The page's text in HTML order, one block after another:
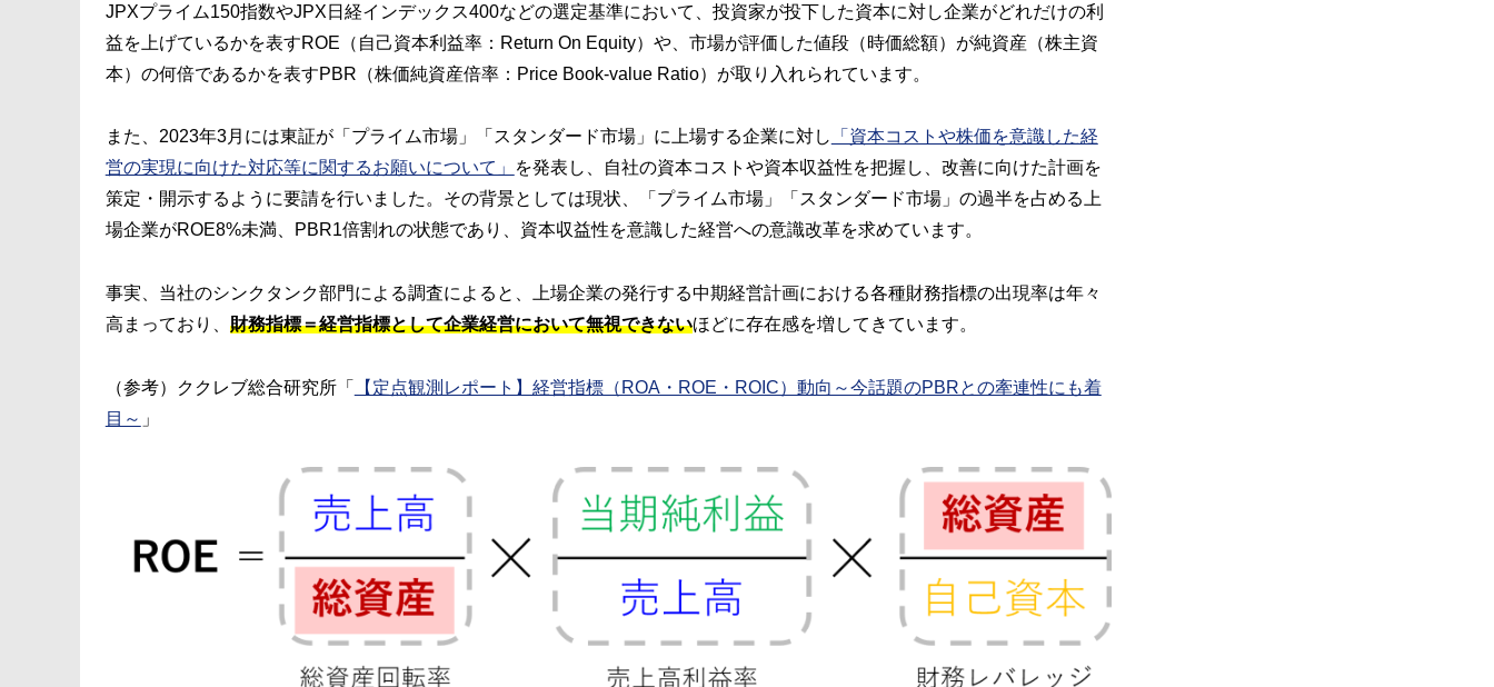
JPXプライム150指数やJPX日経インデックス400などの選定基準において、投資家が投下した資本に対し企業がどれだけの利
益を上げているかを表すROE（自己資本利益率：Return On Equity）や、市場が評価した値段（時価総額）が純資産（株主資
本）の何倍であるかを表すPBR（株価純資産倍率：Price Book-value Ratio）が取り入れられています。
また、2023年3月には東証が「プライム市場」「スタンダード市場」に上場する企業に対し
「資本コストや株価を意識した経
営の実現に向けた対応等に関するお願いについて」
を発表し、自社の資本コストや資本収益性を把握し、改善に向けた計画を
策定・開示するように要請を行いました。その背景としては現状、「プライム市場」「スタンダード市場」の過半を占める上
場企業がROE8%未満、PBR1倍割れの状態であり、資本収益性を意識した経営への意識改革を求めています。
事実、当社のシンクタンク部門による調査によると、上場企業の発行する中期経営計画における各種財務指標の出現率は年々
高まっており、 財務指標＝経営指標として企業経営において無視できないほどに存在感を増してきています。
（参考）ククレブ総合研究所「
【定点観測レポート】経営指標（ROA・ROE・ROIC）動向～今話題のPBRとの牽連性にも着
目～ 」